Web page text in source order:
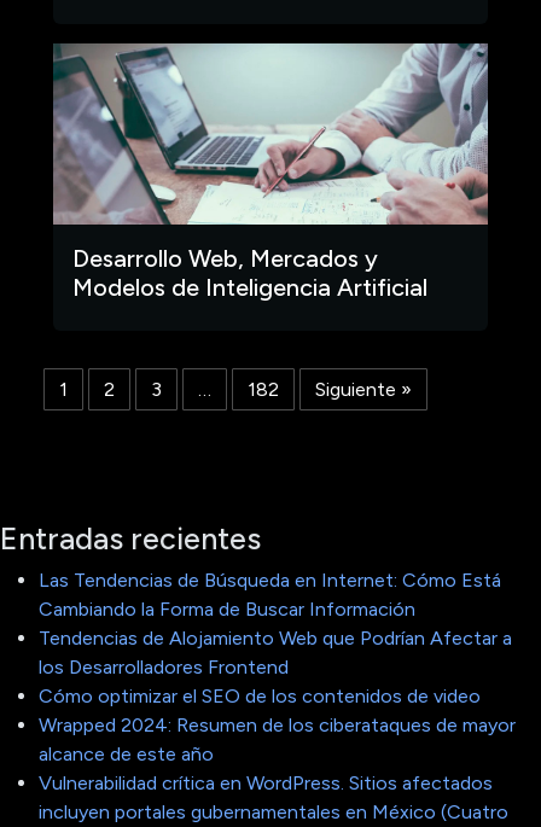
Desarrollo Web, Mercados y
Modelos de Inteligencia Artificial
1 2 3 … 182 Siguiente »
Entradas recientes
Las Tendencias de Búsqueda en Internet: Cómo Está
Cambiando la Forma de Buscar Información
Tendencias de Alojamiento Web que Podrían Afectar a
los Desarrolladores Frontend
Cómo optimizar el SEO de los contenidos de video
Wrapped 2024: Resumen de los ciberataques de mayor
alcance de este año
Vulnerabilidad crítica en WordPress. Sitios afectados
incluyen portales gubernamentales en México (Cuatro